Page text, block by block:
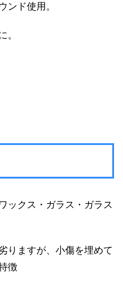
ンド使用。
。
ックス・ガラス・ガラス
りますが、小傷を埋めて
徴